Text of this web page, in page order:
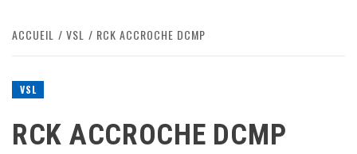
ACCUEIL VSL RCK ACCROCHE DCMP
VSL
RCK ACCROCHE DCMP